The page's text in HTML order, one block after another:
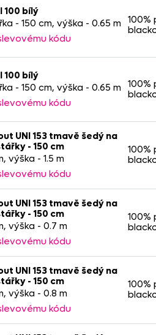
100 bílý
- 150 cm, výška - 0.65 m
kódu
100%
100 bílý
- 150 cm, výška - 0.65 m
kódu
100%
UNI 153 tmavě šedý na
- 150 cm
výška - 1.5 m
kódu
100%
UNI 153 tmavě šedý na
- 150 cm
výška - 0.7 m
kódu
100%
UNI 153 tmavě šedý na
- 150 cm
výška - 0.8 m
kódu
100%